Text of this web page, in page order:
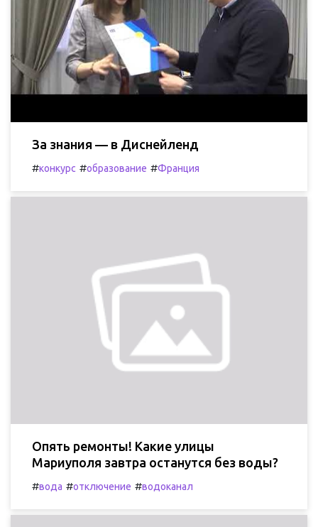
За знания — в Диснейленд
#конкурс #образование #Франция
Опять ремонты! Какие улицы
Мариуполя завтра останутся без воды?
#вода #отключение #водоканал